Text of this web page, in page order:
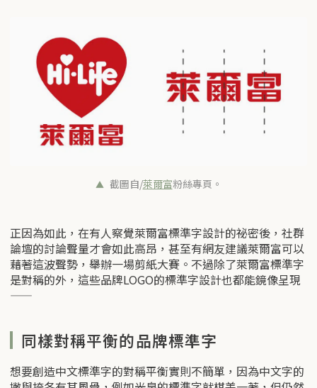
截圖自/萊爾富粉絲專頁。
正因為如此，在有人察覺萊爾富標準字設計的祕密後，社群
論壇的討論聲量才會如此高昂，甚至有網友建議萊爾富可以
藉著這波聲勢，舉辦一場剪紙大賽。不過除了萊爾富標準字
是對稱的外，這些品牌LOGO的標準字設計也都能鏡像呈現
——
同樣對稱平衡的品牌標準字
想要創造中文標準字的對稱平衡實則不簡單，因為中文字的